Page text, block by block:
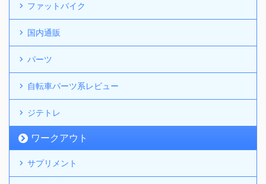
ファットバイク
国内通販
パーツ
自転車パーツ系レビュー
ジテトレ
ワークアウト
サプリメント